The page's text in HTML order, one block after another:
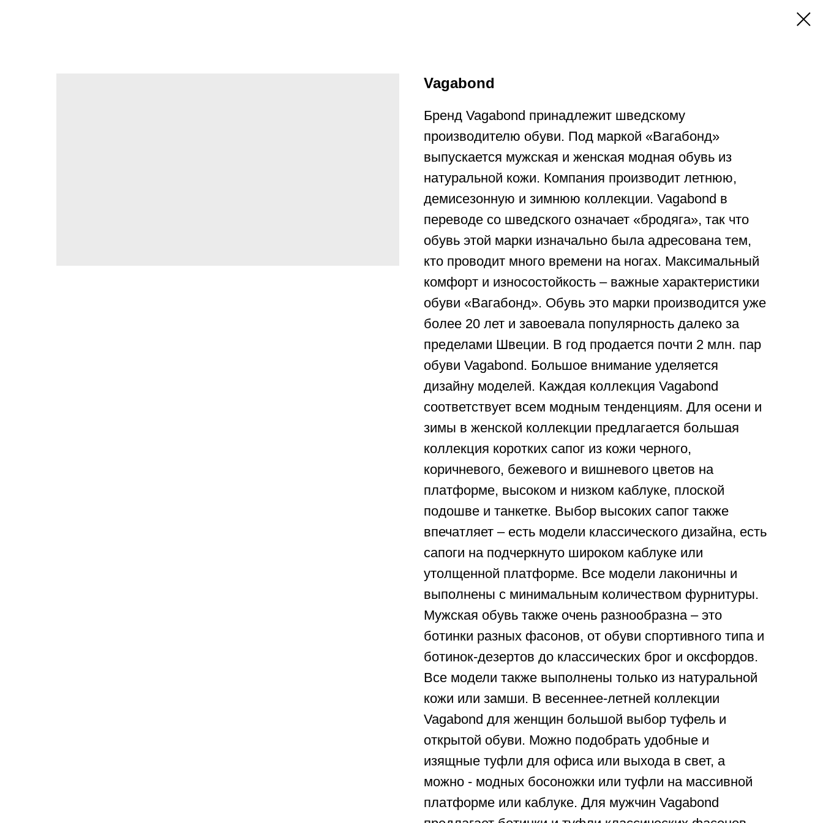
Vagabond
Бренд Vagabond принадлежит шведскому
производителю обуви. Под маркой «Вагабонд»
выпускается мужская и женская модная обувь из
натуральной кожи. Компания производит летнюю,
демисезонную и зимнюю коллекции. Vagabond в
переводе со шведского означает «бродяга», так что
обувь этой марки изначально была адресована тем,
кто проводит много времени на ногах. Максимальный
комфорт и износостойкость – важные характеристики
обуви «Вагабонд». Обувь это марки производится уже
более 20 лет и завоевала популярность далеко за
пределами Швеции. В год продается почти 2 млн. пар
обуви Vagabond. Большое внимание уделяется
дизайну моделей. Каждая коллекция Vagabond
соответствует всем модным тенденциям. Для осени и
зимы в женской коллекции предлагается большая
коллекция коротких сапог из кожи черного,
коричневого, бежевого и вишневого цветов на
платформе, высоком и низком каблуке, плоской
подошве и танкетке. Выбор высоких сапог также
впечатляет – есть модели классического дизайна, есть
сапоги на подчеркнуто широком каблуке или
утолщенной платформе. Все модели лаконичны и
выполнены с минимальным количеством фурнитуры.
Мужская обувь также очень разнообразна – это
ботинки разных фасонов, от обуви спортивного типа и
ботинок-дезертов до классических брог и оксфордов.
Все модели также выполнены только из натуральной
кожи или замши. В весеннее-летней коллекции
Vagabond для женщин большой выбор туфель и
открытой обуви. Можно подобрать удобные и
изящные туфли для офиса или выхода в свет, а
можно - модных босоножки или туфли на массивной
платформе или каблуке. Для мужчин Vagabond